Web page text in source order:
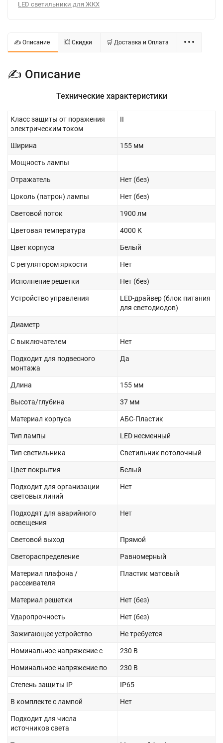
LED светильники для ЖКХ
✍ Описание 💥 Скидки 🛒 Доставка и Оплата
✍ Описание
Технические характеристики
Класс защиты от поражения
электрическим током
II
Ширина 155 мм
Мощность лампы
Отражатель Нет (без)
Цоколь (патрон) лампы Нет (без)
Световой поток 1900 лм
Цветовая температура 4000 К
Цвет корпуса Белый
С регулятором яркости Нет
Исполнение решетки Нет (без)
Устройство управления
LED-драйвер (блок питания
для светодиодов)
Диаметр
С выключателем Нет
Подходит для подвесного
монтажа
Да
Длина 155 мм
Высота/глубина 37 мм
Материал корпуса АБС-Пластик
Тип лампы LED несменный
Тип светильника Светильник потолочный
Цвет покрытия Белый
Подходит для организации
световых линий
Нет
Подходят для аварийного
освещения
Нет
Световой выход Прямой
Светораспределение Равномерный
Материал плафона /
рассеивателя
Пластик матовый
Материал решетки Нет (без)
Ударопрочность Нет (без)
Зажигающее устройство Не требуется
Номинальное напряжение с 230 В
Номинальное напряжение по 230 В
Степень защиты IP IP65
В комплекте с лампой Нет
Подходит для числа
источников света